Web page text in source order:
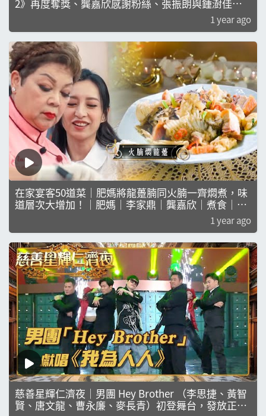
2》再度奪獎、龔嘉欣感謝粉絲、張振朗與鍾澍佳首
1 year ago
在家宴客50道菜｜肥媽將龍躉腩同火腩一齊燜煮，味
道層次大增加！｜肥媽｜李家鼎｜龔嘉欣｜煮食｜美
1 year ago
慈善星輝仁濟夜｜男團 Hey Brother （李思捷、黃智
賢、唐文龍、曹永廉、麥長青）初登舞台，發放正能